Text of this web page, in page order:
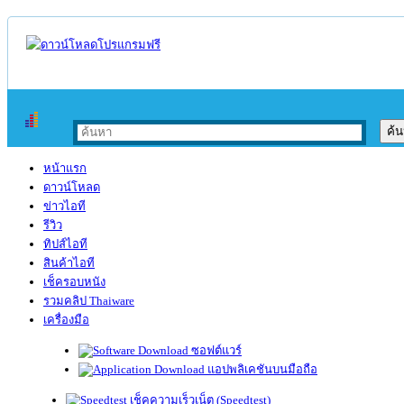
หน้าแรก
ดาวน์โหลด
ข่าวไอที
รีวิว
ทิปส์ไอที
สินค้าไอที
เช็ครอบหนัง
รวมคลิป Thaiware
เครื่องมือ
ซอฟต์แวร์
แอปพลิเคชันบนมือถือ
เช็คความเร็วเน็ต (Speedtest)